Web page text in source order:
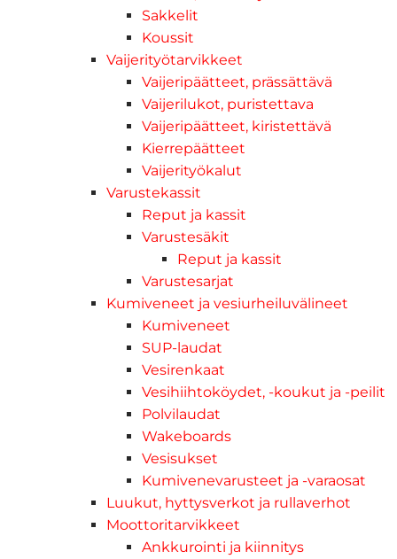
Sakkelit
Koussit
Vaijerityötarvikkeet
Vaijeripäätteet, prässättävä
Vaijerilukot, puristettava
Vaijeripäätteet, kiristettävä
Kierrepäätteet
Vaijerityökalut
Varustekassit
Reput ja kassit
Varustesäkit
Reput ja kassit
Varustesarjat
Kumiveneet ja vesiurheiluvälineet
Kumiveneet
SUP-laudat
Vesirenkaat
Vesihiihtoköydet, -koukut ja -peilit
Polvilaudat
Wakeboards
Vesisukset
Kumivenevarusteet ja -varaosat
Luukut, hyttysverkot ja rullaverhot
Moottoritarvikkeet
Ankkurointi ja kiinnitys